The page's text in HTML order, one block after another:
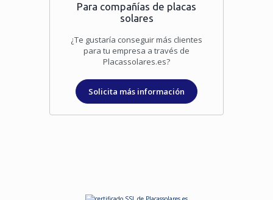
Para compañías de placas
solares
¿Te gustaría conseguir más clientes
para tu empresa a través de
Placassolares.es?
Solicita más información